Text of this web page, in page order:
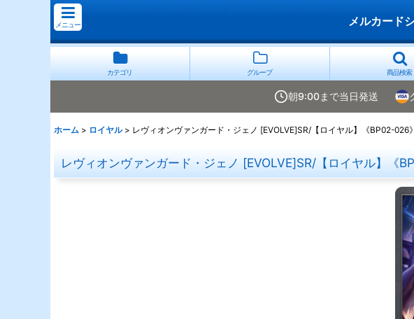
メニュー メルカード
カテゴリ グループ 商品検索
朝9:00まで当日発送
ホーム > ロイヤル > レヴィオンヴァンガード・ジェノ [EVOLVE]SR/【ロイヤル】《BP02-026》
レヴィオンヴァンガード・ジェノ [EVOLVE]SR/【ロイヤル】《